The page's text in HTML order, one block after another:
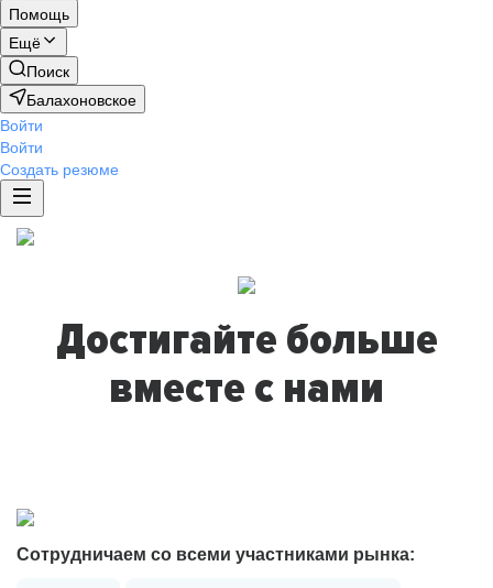
Помощь
Ещё
Поиск
Балахоновское
Войти
Войти
Создать резюме
Достигайте больше
вместе с нами
Сотрудничаем со всеми участниками рынка: